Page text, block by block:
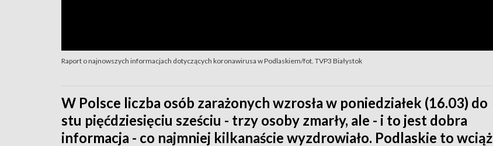
Raport o najnowszych informacjach dotyczących koronawirusa w Podlaskiem/fot. TVP3 Białystok
W Polsce liczba osób zarażonych wzrosła w poniedziałek (16.03) do
stu pięćdziesięciu sześciu - trzy osoby zmarły, ale - i to jest dobra
informacja - co najmniej kilkanaście wyzdrowiało. Podlaskie to wciąż